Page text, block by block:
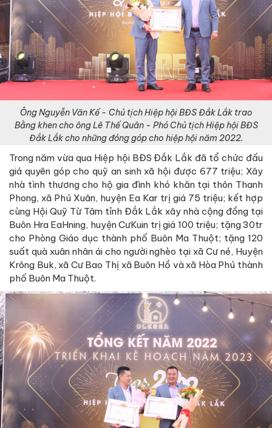
Ông Nguyễn Văn Kế - Chủ tịch Hiệp hội BĐS Đắk Lắk trao
Bằng khen cho ông Lê Thế Quân - Phó Chủ tịch Hiệp hội BĐS
Đắk Lắk cho những đóng góp cho hiệp hội năm 2022.
Trong năm vừa qua Hiệp hội BĐS Đắk Lắk đã tổ chức đấu
giá quyên góp cho quỹ an sinh xã hội được 677 triệu; Xây
nhà tình thương cho hộ gia đình khó khăn tại thôn Thanh
Phong, xã Phú Xuân, huyện Ea Kar trị giá 75 triệu; kết hợp
cùng Hội Quỹ Từ Tâm tỉnh Đắk Lắk xây nhà cộng đồng tại
Buôn Hra EaHning, huyện CưKuin trị giá 100 triệu; tặng 30tr
cho Phòng Giáo dục thành phố Buôn Ma Thuột; tặng 120
suất quà xuân nhân ái cho người nghèo tại xã Cư né, Huyện
Krông Buk, xã Cư Bao Thị xã Buôn Hồ và xã Hòa Phú thành
phố Buôn Ma Thuột.